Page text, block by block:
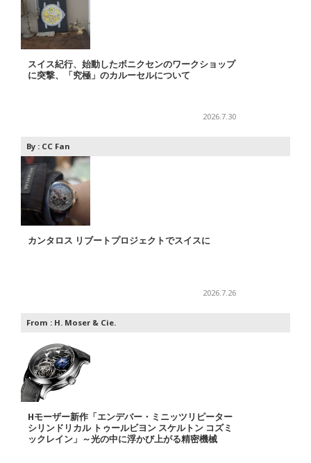
スイス紀行、始動したボニクセンのワークショップ
に突撃、「究極」のカルーセルについて
2026.7.30
By : CC Fan
カンタロス リブートプロジェクトでスイスに
2026.7.26
From : H. Moser & Cie.
Hモーザー新作「エンデバー・ミニッツリピーター
シリンドリカル トゥールビヨン スケルトン コズミ
ックレイン」～光の中に浮かび上がる精密機械